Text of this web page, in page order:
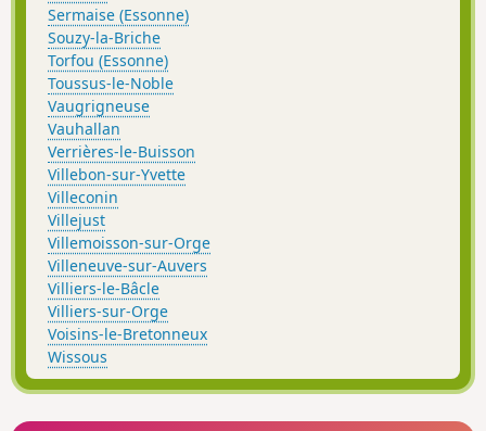
Sermaise (Essonne)
Souzy-la-Briche
Torfou (Essonne)
Toussus-le-Noble
Vaugrigneuse
Vauhallan
Verrières-le-Buisson
Villebon-sur-Yvette
Villeconin
Villejust
Villemoisson-sur-Orge
Villeneuve-sur-Auvers
Villiers-le-Bâcle
Villiers-sur-Orge
Voisins-le-Bretonneux
Wissous